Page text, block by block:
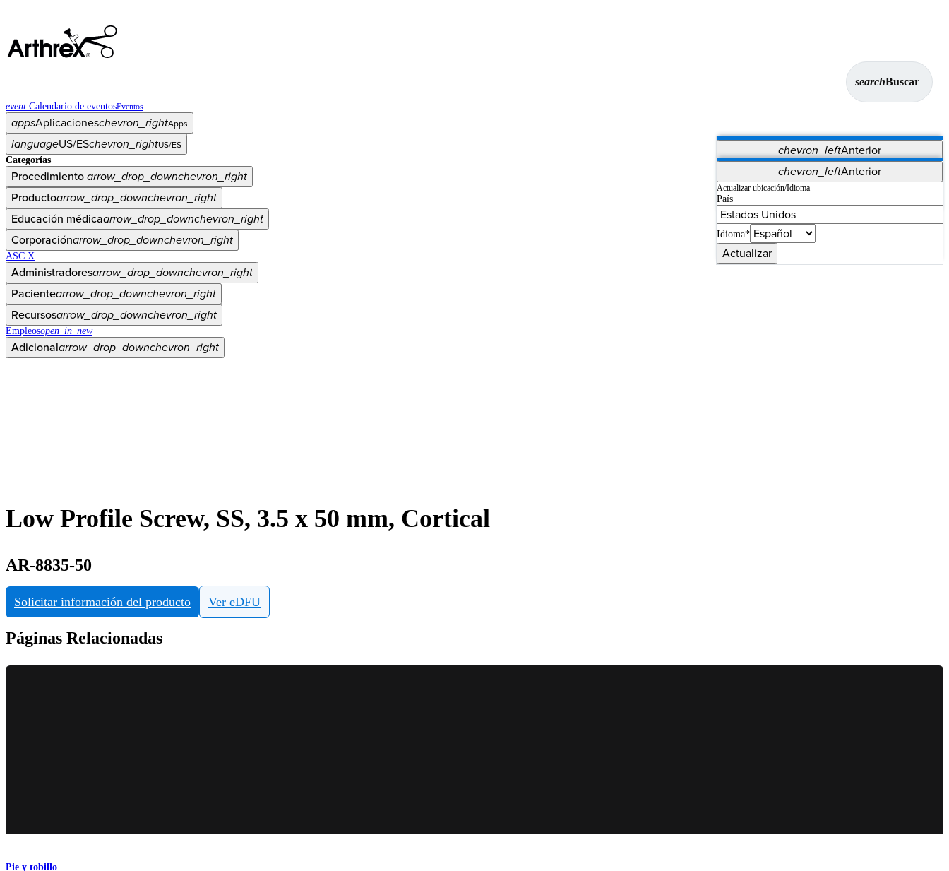
searchBuscar
event Calendario de eventosEventos
appsAplicacioneschevron_rightApps
chevron_leftAnterior
Vet Systems OrthoPedia Patient
Supplier Portal
Synergy Imaging & Resection
languageUS/ESchevron_rightUS/ES
chevron_leftAnterior
Actualizar ubicación/Idioma
País
Idioma*
Actualizar
Categorías
Procedimientoarrow_drop_downchevron_right
Productoarrow_drop_downchevron_right
Educación médicaarrow_drop_downchevron_right
Corporaciónarrow_drop_downchevron_right
ASC X
Administradoresarrow_drop_downchevron_right
Pacientearrow_drop_downchevron_right
Recursosarrow_drop_downchevron_right
Empleosopen_in_new
Adicionalarrow_drop_downchevron_right
Low Profile Screw, SS, 3.5 x 50 mm, Cortical
AR-8835-50
Solicitar información del producto Ver eDFU
Páginas Relacionadas
Pie y tobillo